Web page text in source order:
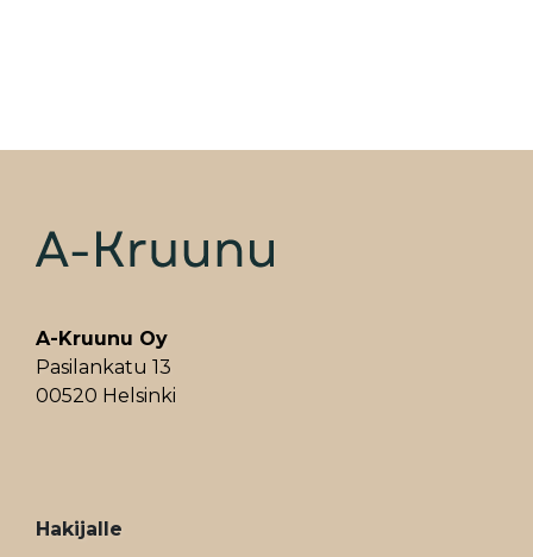
A-Kruunu Oy
Pasilankatu 13
00520 Helsinki
ALAVALIKKO
Hakijalle